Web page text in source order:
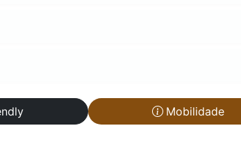
Mobilidade